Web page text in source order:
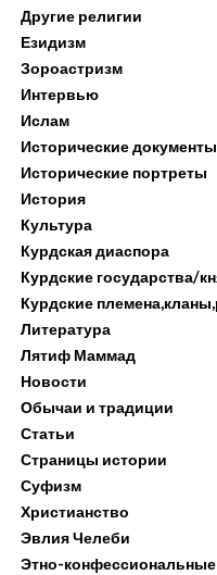
Другие религии
Езидизм
Зороастризм
Интервью
Ислам
Исторические документы
Исторические портреты
История
Культура
Курдская диаспора
Курдские государства/
Курдские
Литература
Лятиф Маммад
Новости
Обычаи и традиции
Статьи
Страницы истории
Суфизм
Христианство
Эвлия Челеби
Этно-конфессиональные